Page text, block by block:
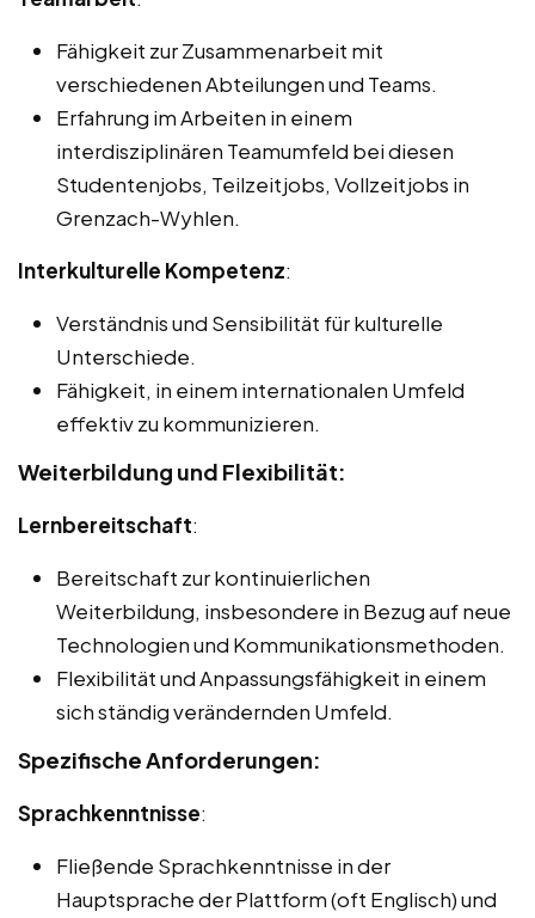
Fähigkeit zur Zusammenarbeit mit
verschiedenen Abteilungen und Teams.
Erfahrung im Arbeiten in einem
interdisziplinären Teamumfeld bei diesen
Studentenjobs, Teilzeitjobs, Vollzeitjobs in
Grenzach-Wyhlen.
Interkulturelle Kompetenz:
Verständnis und Sensibilität für kulturelle
Unterschiede.
Fähigkeit, in einem internationalen Umfeld
effektiv zu kommunizieren.
Weiterbildung und Flexibilität:
Lernbereitschaft:
Bereitschaft zur kontinuierlichen
Weiterbildung, insbesondere in Bezug auf neue
Technologien und Kommunikationsmethoden.
Flexibilität und Anpassungsfähigkeit in einem
sich ständig verändernden Umfeld.
Spezifische Anforderungen:
Sprachkenntnisse:
Fließende Sprachkenntnisse in der
Hauptsprache der Plattform (oft Englisch) und